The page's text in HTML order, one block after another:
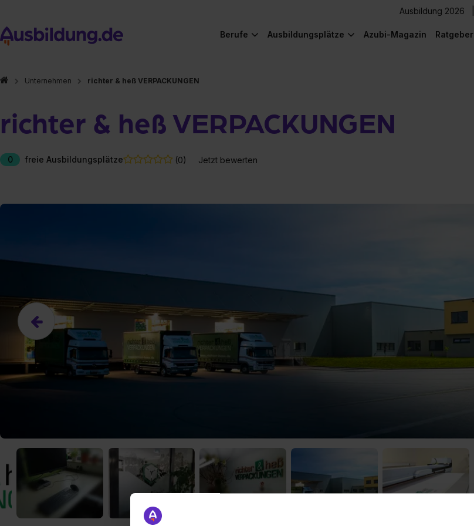
Ausbildung 2026
Berufe Ausbildungsplätze Azubi-Magazin Ratgeber
Unternehmen richter & heß VERPACKUNGEN
richter & heß VERPACKUNGEN
0 freie Ausbildungsplätze (0) Jetzt bewerten